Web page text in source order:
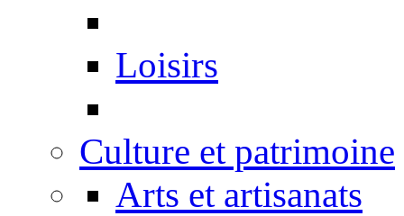
Loisirs
Culture et patrimoine
Arts et artisanats